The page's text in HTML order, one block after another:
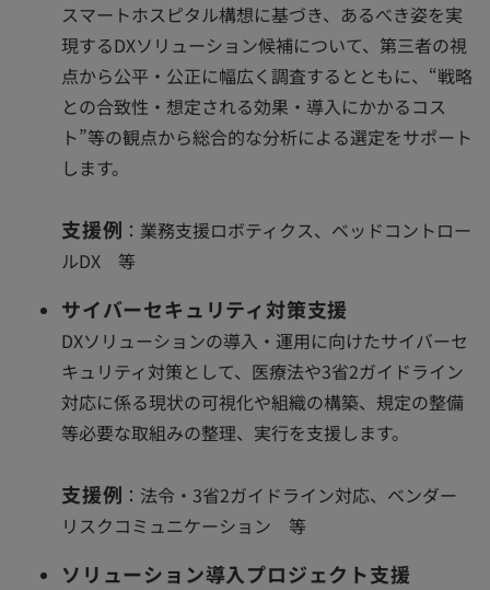
スマートホスピタル構想に基づき、あるべき姿を実
現するDXソリューション候補について、第三者の視
点から公平・公正に幅広く調査するとともに、“戦略
との合致性・想定される効果・導入にかかるコス
ト”等の観点から総合的な分析による選定をサポート
します。
支援例 ：業務支援ロボティクス、ベッドコントロー
ルDX 等
サイバーセキュリティ対策支援
DXソリューションの導入・運用に向けたサイバーセ
キュリティ対策として、医療法や3省2ガイドライン
対応に係る現状の可視化や組織の構築、規定の整備
等必要な取組みの整理、実行を支援します。
支援例 ：法令・3省2ガイドライン対応、ベンダー
リスクコミュニケーション 等
ソリューション導入プロジェクト支援